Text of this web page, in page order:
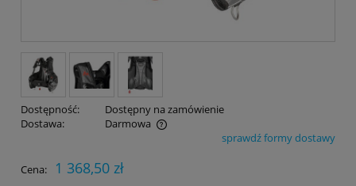
Dostępność:
Dostępny na zamówienie
Dostawa:
Darmowa
Cena nie zawiera ewentualnych kosztów płatnościsprawdź formy dostawy
Cena: 1 368,50 zł